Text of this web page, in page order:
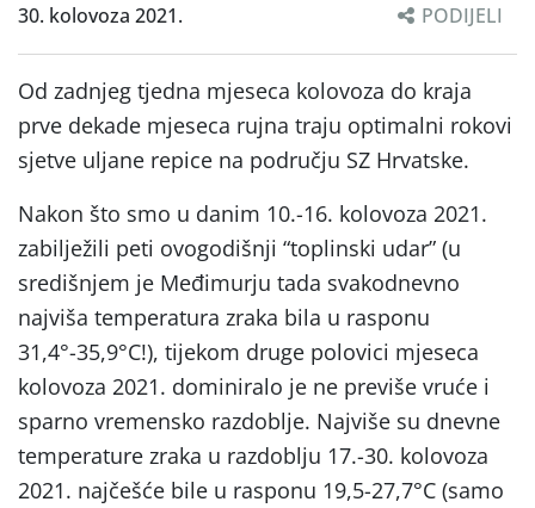
30. kolovoza 2021. PODIJELI
Od zadnjeg tjedna mjeseca kolovoza do kraja
prve dekade mjeseca rujna traju optimalni rokovi
sjetve uljane repice na području SZ Hrvatske.
Nakon što smo u danim 10.-16. kolovoza 2021.
zabilježili peti ovogodišnji “toplinski udar” (u
središnjem je Međimurju tada svakodnevno
najviša temperatura zraka bila u rasponu
31,4°-35,9°C!), tijekom druge polovici mjeseca
kolovoza 2021. dominiralo je ne previše vruće i
sparno vremensko razdoblje. Najviše su dnevne
temperature zraka u razdoblju 17.-30. kolovoza
2021. najčešće bile u rasponu 19,5-27,7°C (samo